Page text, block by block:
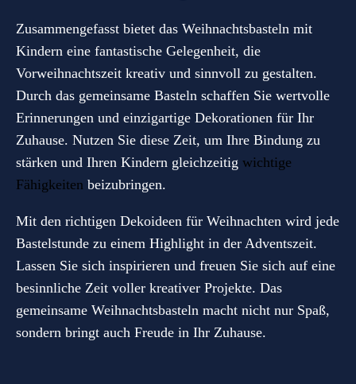
Zusammengefasst bietet das Weihnachtsbasteln mit
Kindern eine fantastische Gelegenheit, die
Vorweihnachtszeit kreativ und sinnvoll zu gestalten.
Durch das gemeinsame Basteln schaffen Sie wertvolle
Erinnerungen und einzigartige Dekorationen für Ihr
Zuhause. Nutzen Sie diese Zeit, um Ihre Bindung zu
stärken und Ihren Kindern gleichzeitig wichtige
Fähigkeiten beizubringen.
Mit den richtigen Dekoideen für Weihnachten wird jede
Bastelstunde zu einem Highlight in der Adventszeit.
Lassen Sie sich inspirieren und freuen Sie sich auf eine
besinnliche Zeit voller kreativer Projekte. Das
gemeinsame Weihnachtsbasteln macht nicht nur Spaß,
sondern bringt auch Freude in Ihr Zuhause.